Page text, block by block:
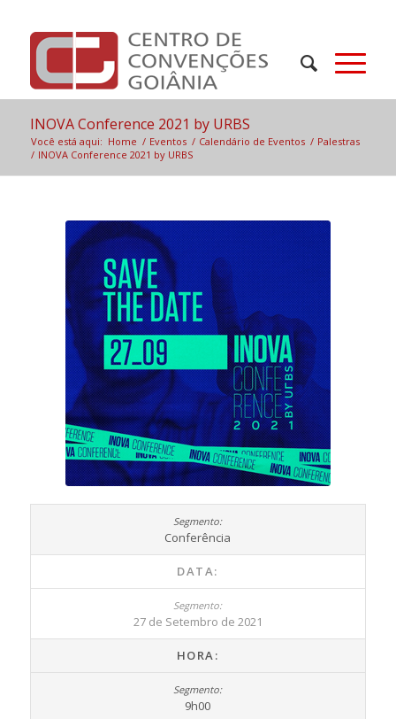
INOVA Conference 2021 by URBS
Você está aqui: Home / Eventos / Calendário de Eventos / Palestras
/ INOVA Conference 2021 by URBS
Conferência
DATA:
27 de Setembro de 2021
HORA:
9h00